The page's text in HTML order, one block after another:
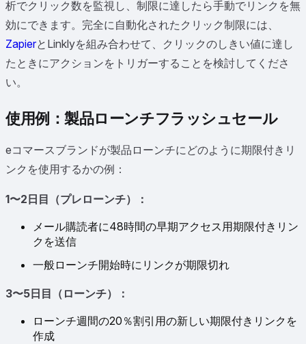
析でクリック数を監視し、制限に達したら手動でリンクを無
効にできます。完全に自動化されたクリック制限には、
ZapierとLinklyを組み合わせて、クリックのしきい値に達し
たときにアクションをトリガーすることを検討してくださ
い。
使用例：製品ローンチフラッシュセール
eコマースブランドが製品ローンチにどのように期限付きリ
ンクを使用するかの例：
1〜2日目（プレローンチ）：
メール購読者に48時間の早期アクセス用期限付きリン
クを送信
一般ローンチ開始時にリンクが期限切れ
3〜5日目（ローンチ）：
ローンチ週間の20％割引用の新しい期限付きリンクを
作成